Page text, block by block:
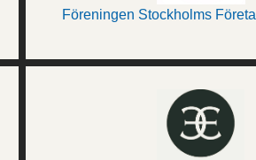
Föreningen Stockholms